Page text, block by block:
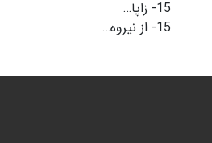
15- زاپا…
15- از نیروه…